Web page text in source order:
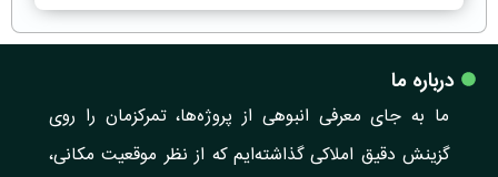
درباره ما
ما به جای معرفی انبوهی از پروژه‌ها، تمرکزمان را روی
گزینش دقیق املاکی گذاشته‌ایم که از نظر موقعیت مکانی،